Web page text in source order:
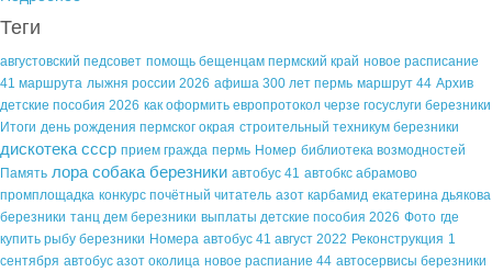
Теги
августовский педсовет помощь бещенцам пермский край новое расписание
41 маршрута лыжня россии 2026 афиша 300 лет пермь маршрут 44 Архив
детские пособия 2026 как оформить европротокол черзе госуслуги березники
Итоги день рождения пермског окрая строительный техникум березники
дискотека ссср прием гражда пермь Номер библиотека возмодностей
Память лора собака березники автобус 41 автобкс абрамово
промплощадка конкурс почётный читатель азот карбамид екатерина дьякова
березники танц дем березники выплаты детские пособия 2026 Фото где
купить рыбу березники Номера автобус 41 август 2022 Реконструкция 1
сентября автобус азот околица новое распиание 44 автосервисы березники